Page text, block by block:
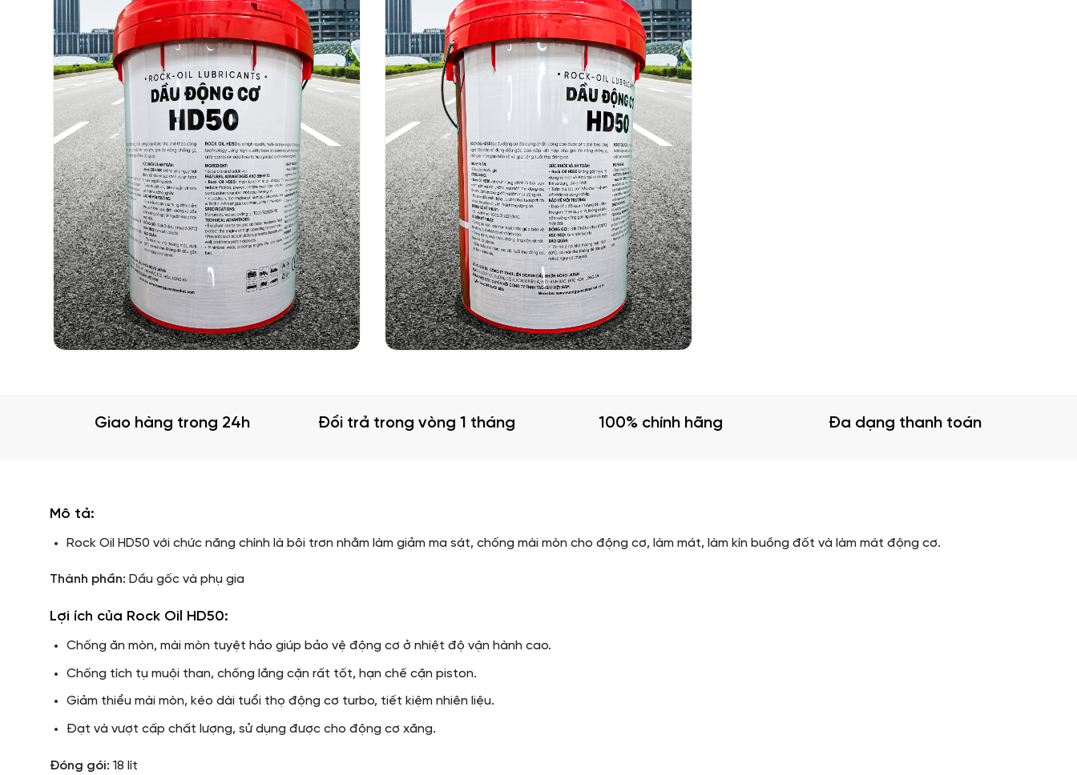
Giao hàng trong 24h Đổi trả trong vòng 1 tháng 100% chính hãng Đa dạng thanh toán
Mô tả:
Rock Oil HD50 với chức năng chính là bôi trơn nhằm làm giảm ma sát, chống mài mòn cho động cơ, làm mát, làm kín buồng đốt và làm mát động cơ.
Thành phần: Dầu gốc và phụ gia
Lợi ích của Rock Oil HD50:
Chống ăn mòn, mài mòn tuyệt hảo giúp bảo vệ động cơ ở nhiệt độ vận hành cao.
Chống tích tụ muội than, chống lắng cặn rất tốt, hạn chế cặn piston.
Giảm thiểu mài mòn, kéo dài tuổi thọ động cơ turbo, tiết kiệm nhiên liệu.
Đạt và vượt cấp chất lượng, sử dụng được cho động cơ xăng.
Đóng gói: 18 lít